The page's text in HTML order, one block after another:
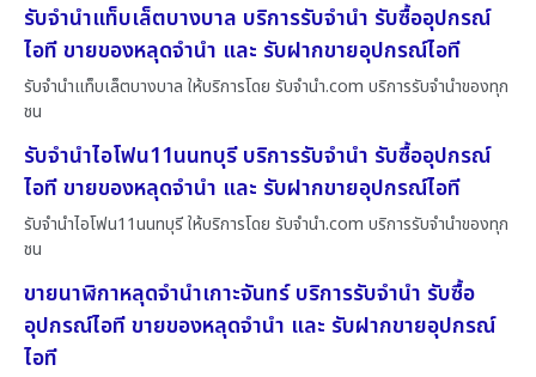
รับจำนำแท็บเล็ตบางบาล บริการรับจำนำ รับซื้ออุปกรณ์
ไอที ขายของหลุดจำนำ และ รับฝากขายอุปกรณ์ไอที
รับจำนำแท็บเล็ตบางบาล ให้บริการโดย รับจํานํา.com บริการรับจำนำของทุก
ชน
รับจำนำไอโฟน11นนทบุรี บริการรับจำนำ รับซื้ออุปกรณ์
ไอที ขายของหลุดจำนำ และ รับฝากขายอุปกรณ์ไอที
รับจำนำไอโฟน11นนทบุรี ให้บริการโดย รับจํานํา.com บริการรับจำนำของทุก
ชน
ขายนาฬิกาหลุดจำนำเกาะจันทร์ บริการรับจำนำ รับซื้อ
อุปกรณ์ไอที ขายของหลุดจำนำ และ รับฝากขายอุปกรณ์
ไอที